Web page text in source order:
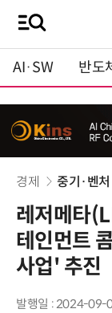
AI·SW 반도체
경제 중기·벤처
레저메타
테인먼트
사업' 추진
발행일 : 2024-09-